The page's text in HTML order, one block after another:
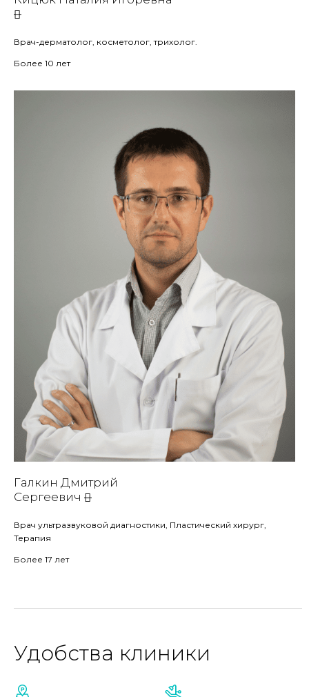
Врач-дерматолог, косметолог, трихолог.
Более 10 лет
Галкин Дмитрий
Сергеевич
Врач ультразвуковой диагностики, Пластический хирург,
Терапия
Более 17 лет
Удобства клиники